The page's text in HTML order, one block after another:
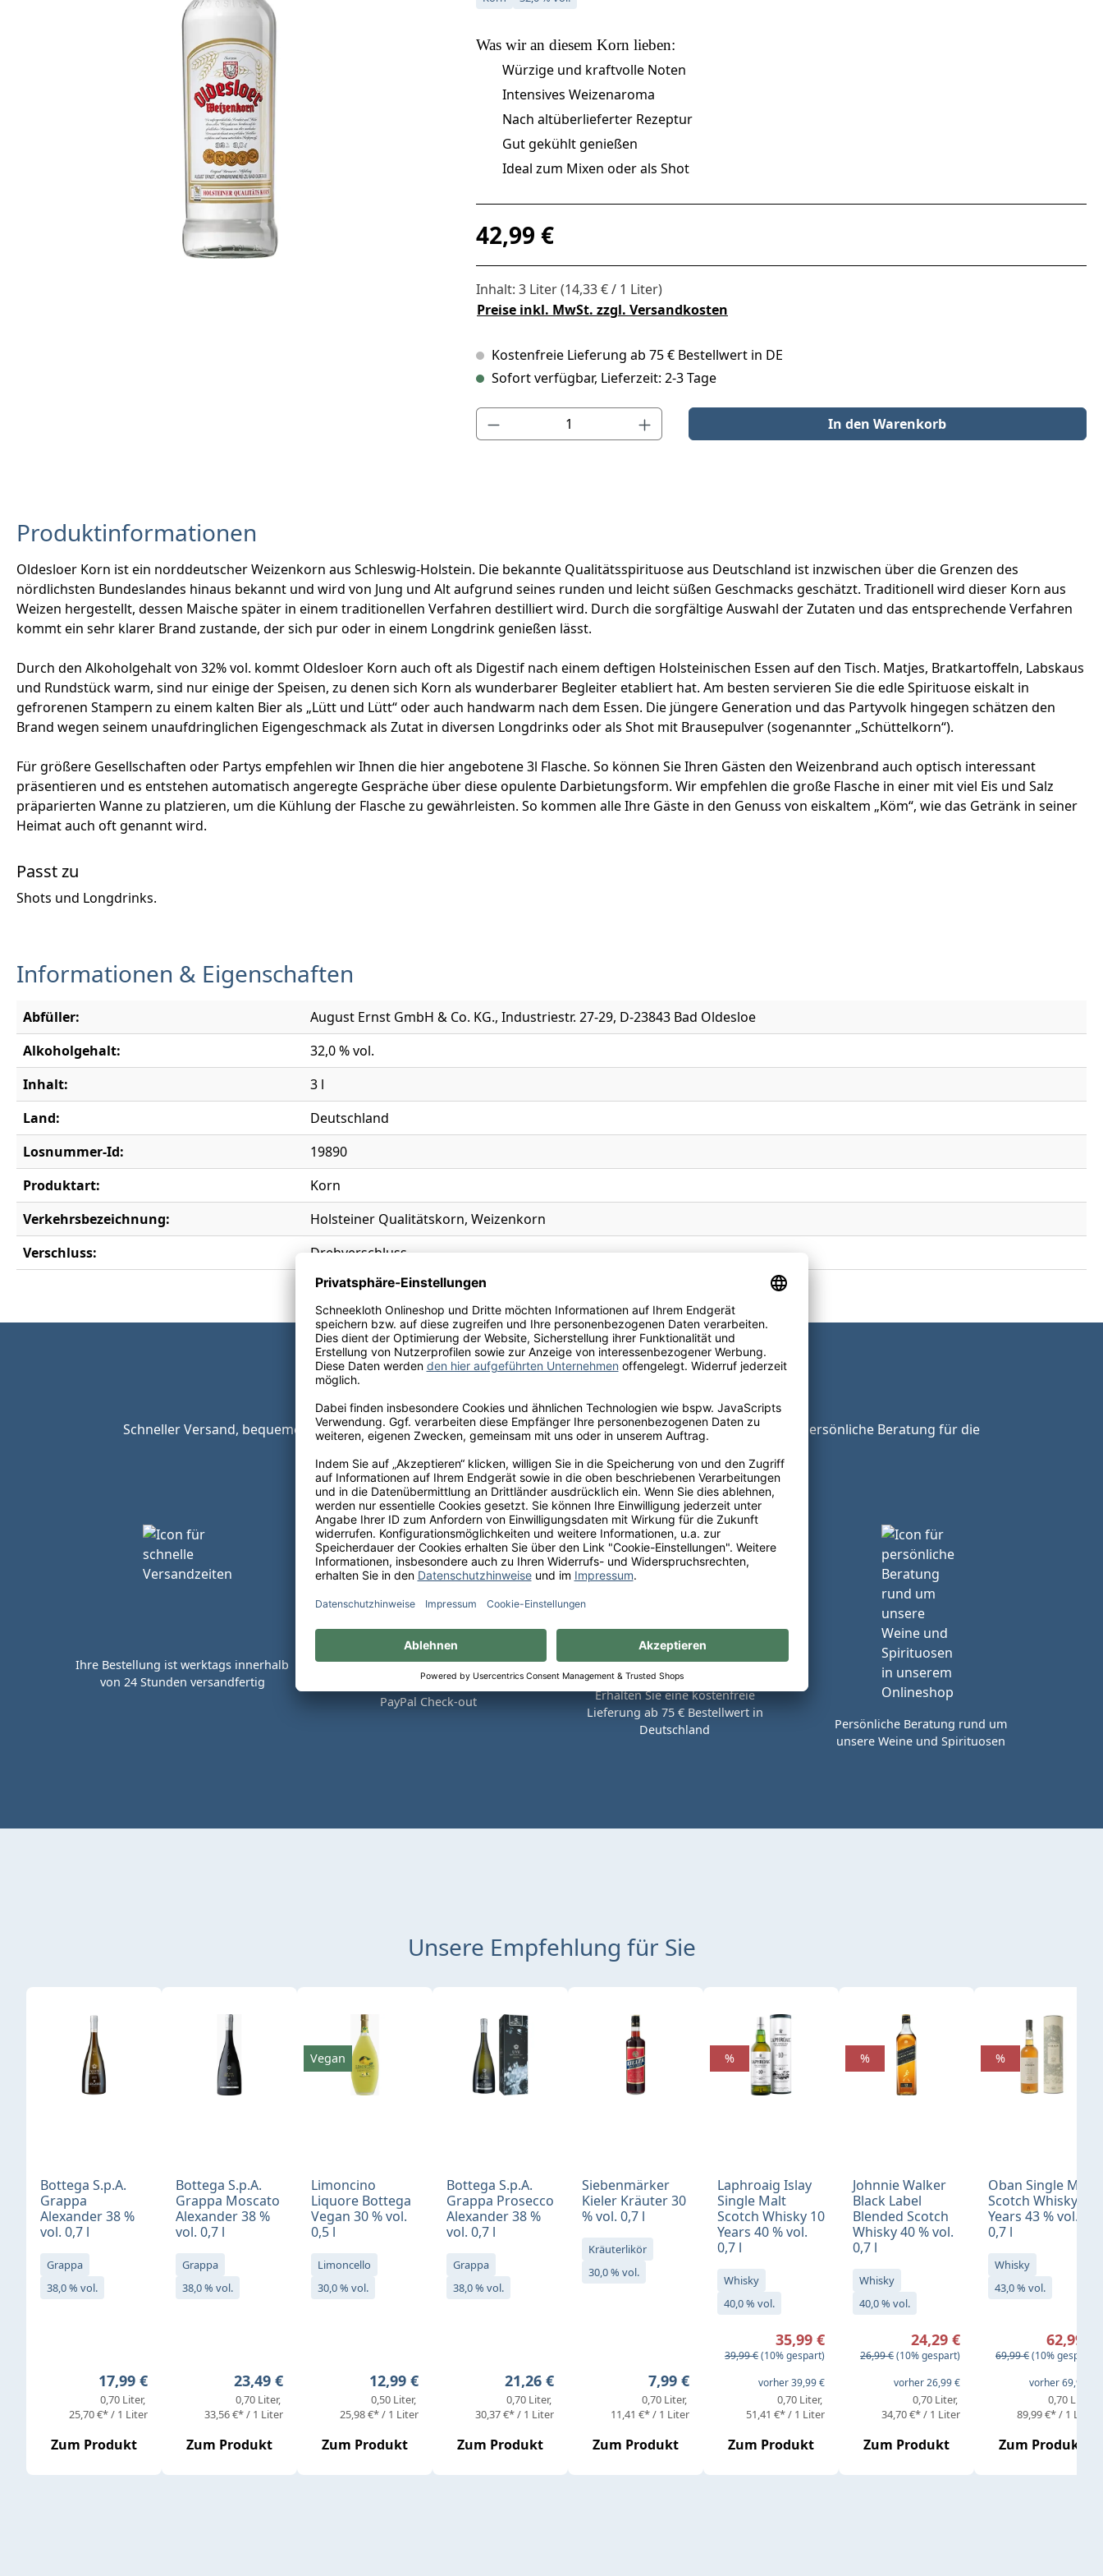
Was wir an diesem Korn lieben:
Würzige und kraftvolle Noten
Intensives Weizenaroma
Nach altüberlieferter Rezeptur
Gut gekühlt genießen
Ideal zum Mixen oder als Shot
Regulärer Preis:
42,99 €
Inhalt: 3 Liter(14,33 € / 1 Liter)
Preise inkl. MwSt. zzgl. Versandkosten
Kostenfreie Lieferung ab 75 € Bestellwert in DE
Sofort verfügbar, Lieferzeit: 2-3 Tage
Produkt Anzahl: Gib den gewünschten Wert ein oder benutze die Schaltflächen um die Anzahl zu erhöhen oder zu
In den Warenkorb
Produktinformationen
Oldesloer Korn ist ein norddeutscher Weizenkorn aus Schleswig-Holstein. Die bekannte Qualitätsspirituose aus Deutschland ist inzwischen über die Grenzen des
nördlichsten Bundeslandes hinaus bekannt und wird von Jung und Alt aufgrund seines runden und leicht süßen Geschmacks geschätzt. Traditionell wird dieser Korn aus
Weizen hergestellt, dessen Maische später in einem traditionellen Verfahren destilliert wird. Durch die sorgfältige Auswahl der Zutaten und das entsprechende Verfahren
kommt ein sehr klarer Brand zustande, der sich pur oder in einem Longdrink genießen lässt.
Durch den Alkoholgehalt von 32% vol. kommt Oldesloer Korn auch oft als Digestif nach einem deftigen Holsteinischen Essen auf den Tisch. Matjes, Bratkartoffeln, Labskaus
und Rundstück warm, sind nur einige der Speisen, zu denen sich Korn als wunderbarer Begleiter etabliert hat. Am besten servieren Sie die edle Spirituose eiskalt in
gefrorenen Stampern zu einem kalten Bier als „Lütt und Lütt“ oder auch handwarm nach dem Essen. Die jüngere Generation und das Partyvolk hingegen schätzen den
Brand wegen seinem unaufdringlichen Eigengeschmack als Zutat in diversen Longdrinks oder als Shot mit Brausepulver (sogenannter „Schüttelkorn“).
Für größere Gesellschaften oder Partys empfehlen wir Ihnen die hier angebotene 3l Flasche. So können Sie Ihren Gästen den Weizenbrand auch optisch interessant
präsentieren und es entstehen automatisch angeregte Gespräche über diese opulente Darbietungsform. Wir empfehlen die große Flasche in einer mit viel Eis und Salz
präparierten Wanne zu platzieren, um die Kühlung der Flasche zu gewährleisten. So kommen alle Ihre Gäste in den Genuss von eiskaltem „Köm“, wie das Getränk in seiner
Heimat auch oft genannt wird.
Passt zu
Shots und Longdrinks.
Informationen & Eigenschaften
Abfüller:
August Ernst GmbH & Co. KG., Industriestr. 27-29, D-23843 Bad Oldesloe
Alkoholgehalt:
32,0 % vol.
Inhalt:
3 l
Land:
Deutschland
Losnummer-Id:
19890
Produktart:
Korn
Verkehrsbezeichnung:
Holsteiner Qualitätskorn, Weizenkorn
Verschluss:
Drehverschluss
Schneller Versand, bequeme Zahlungsoptionen, kostenfreie Lieferung innerhalb Deutschlands sowie unsere persönliche Beratung für die
Ihre Bestellung ist werktags innerhalb
von 24 Stunden versandfertig
Kaufen Sie bequem auf Rechnung mit
PayPal Check-out
Erhalten Sie eine kostenfreie
Lieferung ab 75 € Bestellwert in
Deutschland
Persönliche Beratung rund um
unsere Weine und Spirituosen
Unsere Empfehlung für Sie
Produktgalerie überspringen
Bottega S.p.A.
Grappa
Alexander 38 %
vol. 0,7 l
Grappa
38,0 % vol.
Regulärer Preis:
17,99 €
0,70 Liter
25,70 €* / 1 Liter
Zum Produkt
Bottega S.p.A.
Grappa Moscato
Alexander 38 %
vol. 0,7 l
Grappa
38,0 % vol.
Regulärer Preis:
23,49 €
0,70 Liter
33,56 €* / 1 Liter
Zum Produkt
Limoncino
Liquore Bottega
Vegan 30 % vol.
0,5 l
Limoncello
30,0 % vol.
Regulärer Preis:
12,99 €
0,50 Liter
25,98 €* / 1 Liter
Zum Produkt
Vegan
Bottega S.p.A.
Grappa Prosecco
Alexander 38 %
vol. 0,7 l
Grappa
38,0 % vol.
Regulärer Preis:
21,26 €
0,70 Liter
30,37 €* / 1 Liter
Zum Produkt
Siebenmärker
Kieler Kräuter 30
% vol. 0,7 l
Kräuterlikör
30,0 % vol.
Regulärer Preis:
7,99 €
0,70 Liter
11,41 €* / 1 Liter
Zum Produkt
Laphroaig Islay
Single Malt
Scotch Whisky 10
Years 40 % vol.
0,7 l
Whisky
40,0 % vol.
Verkaufspreis:
35,99 €
Regulärer Preis:
39,99 €(10% gespart)
vorher 39,99 €
0,70 Liter
51,41 €* / 1 Liter
Zum Produkt
%
Johnnie Walker
Black Label
Blended Scotch
Whisky 40 % vol.
0,7 l
Whisky
40,0 % vol.
Verkaufspreis:
24,29 €
Regulärer Preis:
26,99 €(10% gespart)
vorher 26,99 €
0,70 Liter
34,70 €* / 1 Liter
Zum Produkt
%
Oban Single Malt
Scotch Whisky 14
Years 43 % vol.
0,7 l
Whisky
43,0 % vol.
Verkaufspreis:
62,99 €
Regulärer Preis:
69,99 €(10% gespart)
vorher 69,99 €
0,70 Liter
89,99 €* / 1 Liter
Zum Produkt
%